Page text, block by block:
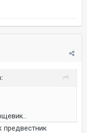
предвестник